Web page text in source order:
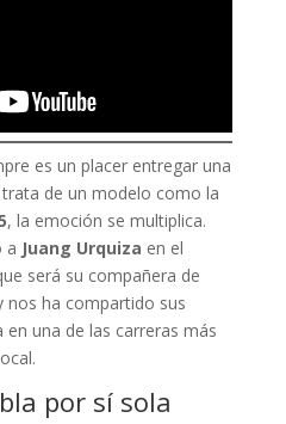
es un placer entregar una
de un modelo como la
, la emoción se multiplica.
a Juang Urquiza en el
será su compañera de
nos ha compartido sus
una de las carreras más
por sí sola